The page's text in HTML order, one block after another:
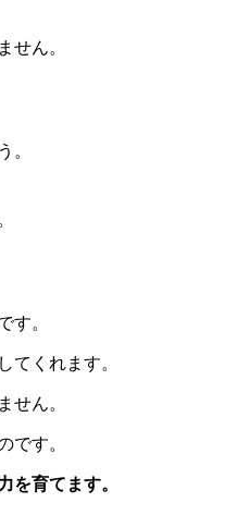
せん。
。
す。
てくれます。
せん。
です。
を育てます。